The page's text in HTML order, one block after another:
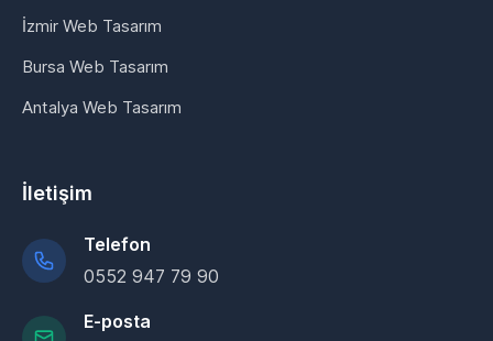
İzmir Web Tasarım
Bursa Web Tasarım
Antalya Web Tasarım
İletişim
Telefon
0552 947 79 90
E-posta